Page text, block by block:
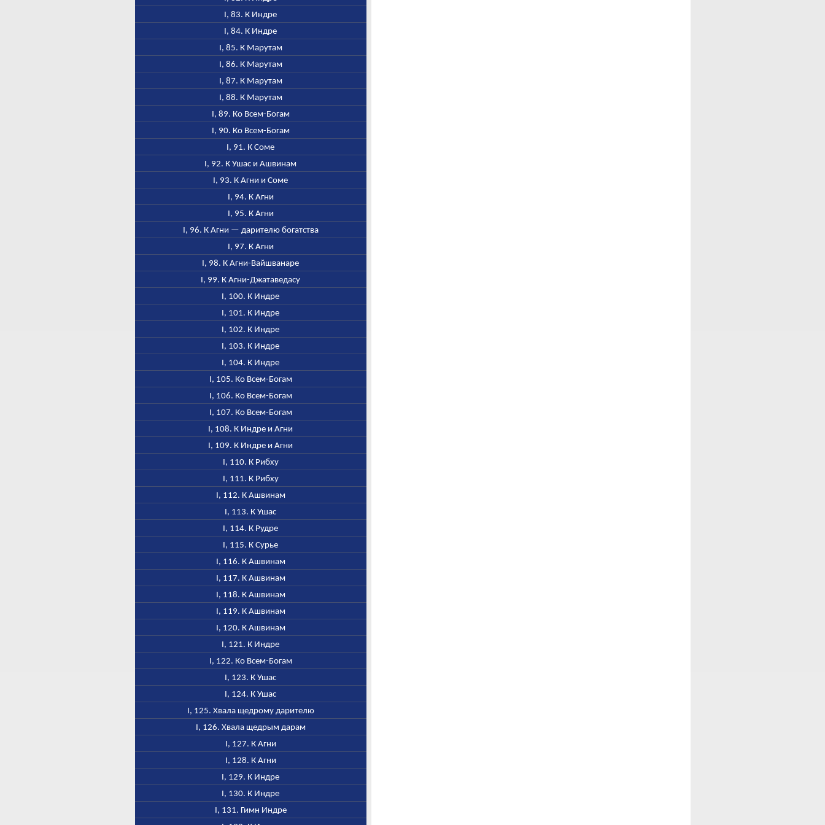
I, 83. К Индре
I, 84. К Индре
I, 85. К Марутам
I, 86. К Марутам
I, 87. К Марутам
I, 88. К Марутам
I, 89. Ко Всем-Богам
I, 90. Ко Всем-Богам
I, 91. К Соме
I, 92. К Ушас и Ашвинам
I, 93. К Агни и Соме
I, 94. К Агни
I, 95. К Агни
I, 96. К Агни — дарителю богатства
I, 97. К Агни
I, 98. К Агни-Вайшванаре
I, 99. К Агни-Джатаведасу
I, 100. К Индре
I, 101. К Индре
I, 102. К Индре
I, 103. К Индре
I, 104. К Индре
I, 105. Ко Всем-Богам
I, 106. Ко Всем-Богам
I, 107. Ко Всем-Богам
I, 108. К Индре и Агни
I, 109. К Индре и Агни
I, 110. К Рибху
I, 111. К Рибху
I, 112. К Ашвинам
I, 113. К Ушас
I, 114. К Рудре
I, 115. К Сурье
I, 116. К Ашвинам
I, 117. К Ашвинам
I, 118. К Ашвинам
I, 119. К Ашвинам
I, 120. К Ашвинам
I, 121. К Индре
I, 122. Ко Всем-Богам
I, 123. К Ушас
I, 124. К Ушас
I, 125. Хвала щедрому дарителю
I, 126. Хвала щедрым дарам
I, 127. К Агни
I, 128. К Агни
I, 129. К Индре
I, 130. К Индре
I, 131. Гимн Индре